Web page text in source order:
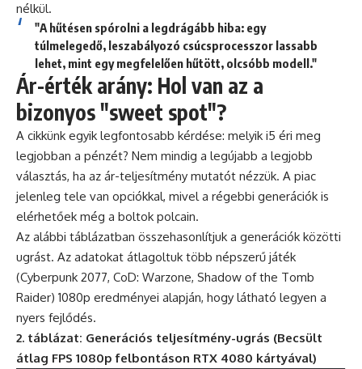
nélkül.
"A hűtésen spórolni a legdrágább hiba: egy
túlmelegedő, leszabályozó csúcsprocesszor lassabb
lehet, mint egy megfelelően hűtött, olcsóbb modell."
Ár-érték arány: Hol van az a
bizonyos "sweet spot"?
A cikkünk egyik legfontosabb kérdése: melyik i5 éri meg
legjobban a pénzét? Nem mindig a legújabb a legjobb
választás, ha az ár-teljesítmény mutatót nézzük. A piac
jelenleg tele van opciókkal, mivel a régebbi generációk is
elérhetőek még a boltok polcain.
Az alábbi táblázatban összehasonlítjuk a generációk közötti
ugrást. Az adatokat átlagoltuk több népszerű játék
(Cyberpunk 2077, CoD: Warzone, Shadow of the Tomb
Raider) 1080p eredményei alapján, hogy látható legyen a
nyers fejlődés.
2. táblázat: Generációs teljesítmény-ugrás (Becsült
átlag FPS 1080p felbontáson RTX 4080 kártyával)